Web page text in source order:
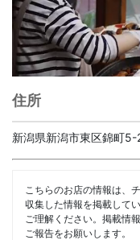
住所
新潟県新潟市東区錦町
こちらのお店の情報は、
収集した情報を掲載して
ご理解ください。掲載情
ご報告をお願いします。